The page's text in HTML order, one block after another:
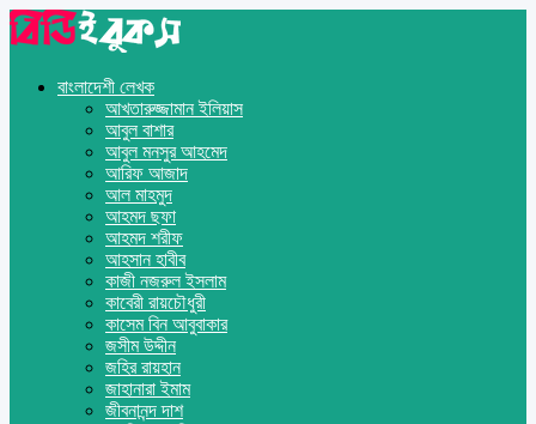
বাংলাদেশী লেখক
আখতারুজ্জামান ইলিয়াস
আবুল বাশার
আবুল মনসুর আহমেদ
আরিফ আজাদ
আল মাহমুদ
আহমদ ছফা
আহমদ শরীফ
আহসান হাবীব
কাজী নজরুল ইসলাম
কাবেরী রায়চৌধুরী
কাসেম বিন আবুবাকার
জসীম উদ্দীন
জহির রায়হান
জাহানারা ইমাম
জীবনানন্দ দাশ